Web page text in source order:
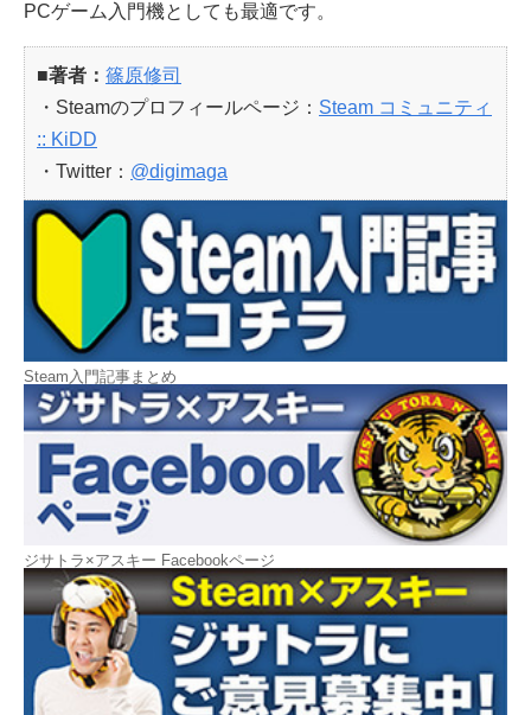
PCゲーム入門機としても最適です。
■著者： 篠原修司
・Steamのプロフィールページ： Steam コミュニティ
:: KiDD
・Twitter： @digimaga
Steam入門記事まとめ
ジサトラ×アスキー Facebookページ